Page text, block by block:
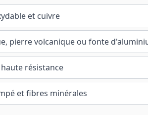
et cuivre
pierre volcanique ou fonte
résistance
et fibres minérales